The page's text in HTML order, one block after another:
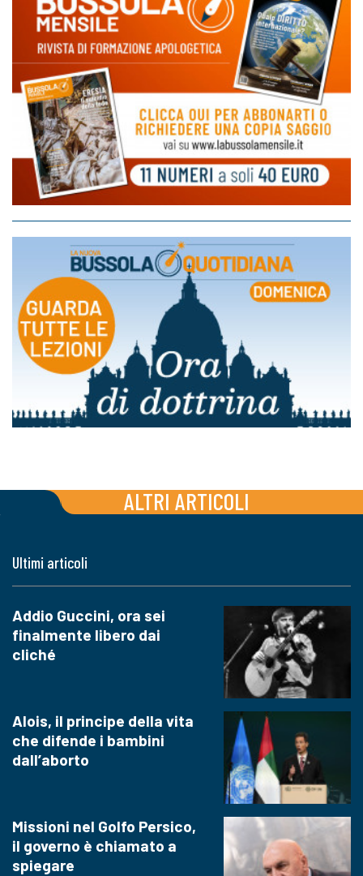
ALTRI ARTICOLI
Ultimi articoli
Addio Guccini, ora sei
finalmente libero dai
cliché
Alois, il principe della vita
che difende i bambini
dall’aborto
Missioni nel Golfo Persico,
il governo è chiamato a
spiegare